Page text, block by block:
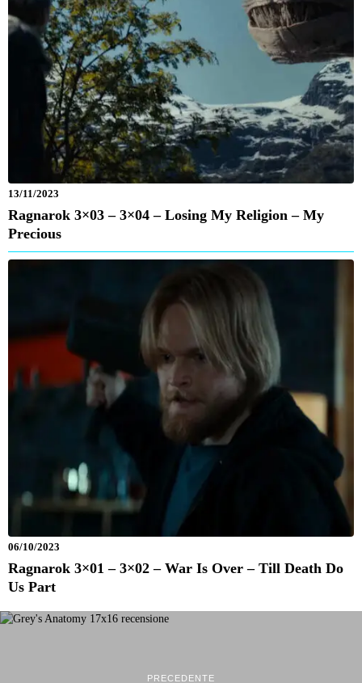
13/11/2023
Ragnarok 3×03 – 3×04 – Losing My Religion – My
Precious
06/10/2023
Ragnarok 3×01 – 3×02 – War Is Over – Till Death Do
Us Part
PRECEDENTE